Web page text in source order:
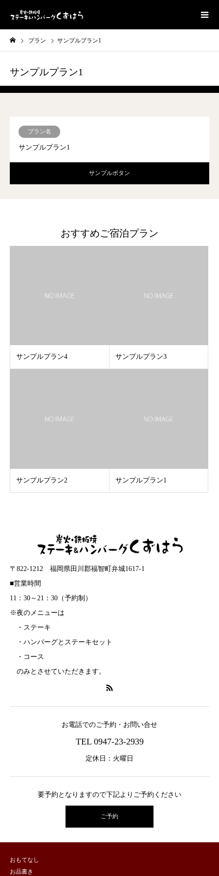
プラン サンプルプラン1
サンプルプラン1
アイテム2のキャプション
プラン名
サンプルプラン1
サンプルボタン
おすすめご宿泊プラン
サンプルプラン4 サンプルプラン3
サンプルプラン2 サンプルプラン1
〒822-1212 福岡県田川郡福智町弁城1617-1
■営業時間
11：30～21：30（予約制）
※夜のメニューは
・ステーキ
・ハンバーグとステーキセット
・コース
のみとさせていただきます。
お電話でのご予約・お問い合せ
TEL 0947-23-2939
定休日：火曜日
要予約となりますので下記よりご予約ください
ご予約
おもてなし
お品書き